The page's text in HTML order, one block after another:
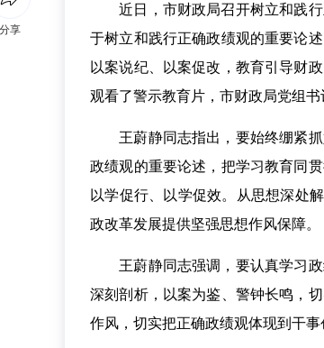
近日，市财政局召开树立和践行
于树立和践行正确政绩观的重要论
以案说纪、以案促改，教育引导财
观看了警示教育片，市财政局党组书
王蔚静同志指出，要始终绷紧抓
政绩观的重要论述，把学习教育同
以学促行、以学促效。从思想深处
政改革发展提供坚强思想作风保障。
王蔚静同志强调，要认真学习政
深刻剖析，以案为鉴、警钟长鸣，
作风，切实把正确政绩观体现到干
分享